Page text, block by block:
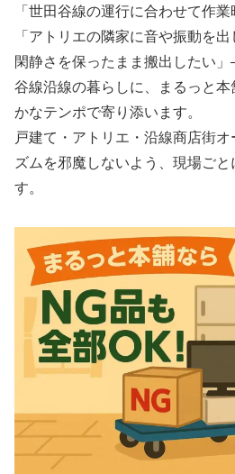
「世田谷線の運行に合わせて作業
「アトリエの隣家に音や振動を
閑静さを保ったまま搬出したい
谷線沿線の暮らしに、まるっと
かなテンポで寄り添います。
戸建て・アトリエ・沿線商店街
ズムを邪魔しないよう、現場ご
す。